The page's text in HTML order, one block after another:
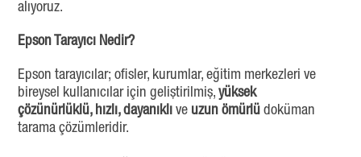
alıyoruz.
Epson Tarayıcı Nedir?
Epson tarayıcılar; ofisler, kurumlar, eğitim merkezleri ve
bireysel kullanıcılar için geliştirilmiş,yüksek
çözünürlüklü, hızlı, dayanıklı ve uzun ömürlü doküman
tarama çözümleridir.